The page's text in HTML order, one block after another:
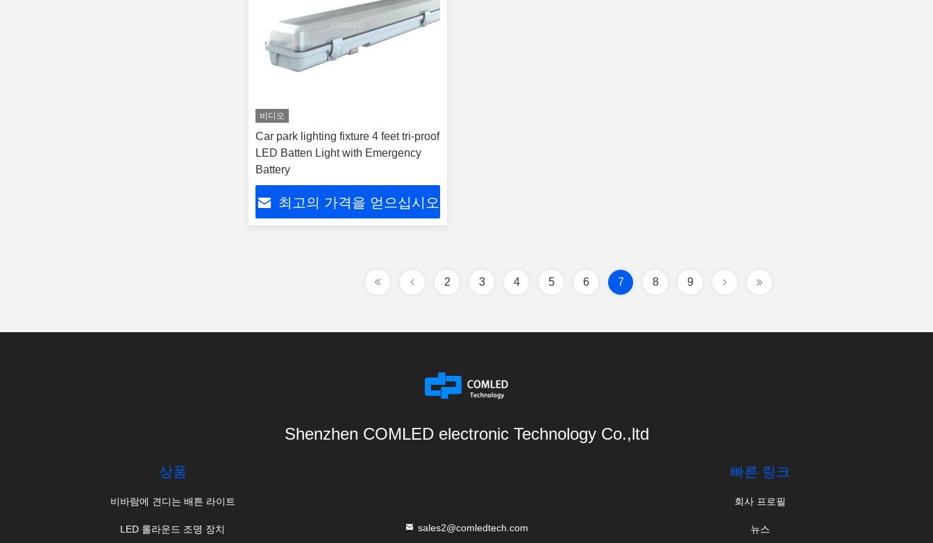
비디오
Car park lighting fixture 4 feet tri-proof
LED Batten Light with Emergency
Battery
최고의 가격을 얻으십시오
2 3 4 5 6 7 8 9
Shenzhen COMLED electronic Technology Co.,ltd
상품
비바람에 견디는 배튼 라이트
LED 롤라운드 조명 장치 sales2@comledtech.com
빠른 링크
회사 프로필
뉴스